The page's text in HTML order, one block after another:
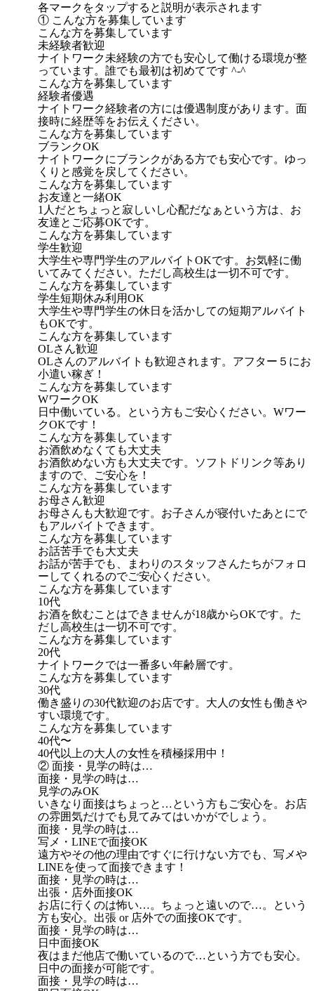
各マークをタップすると説明が表示されます
① こんな方を募集しています
こんな方を募集しています
未経験者歓迎
ナイトワーク未経験の方でも安心して働ける環境が整
っています。誰でも最初は初めてです ^-^
こんな方を募集しています
経験者優遇
ナイトワーク経験者の方には優遇制度があります。面
接時に経歴等をお伝えください。
こんな方を募集しています
ブランクOK
ナイトワークにブランクがある方でも安心です。ゆっ
くりと感覚を戻してください。
こんな方を募集しています
お友達と一緒OK
1人だとちょっと寂しいし心配だなぁという方は、お
友達とご応募OKです。
こんな方を募集しています
学生歓迎
大学生や専門学生のアルバイトOKです。お気軽に働
いてみてください。ただし高校生は一切不可です。
こんな方を募集しています
学生短期休み利用OK
大学生や専門学生の休日を活かしての短期アルバイト
もOKです。
こんな方を募集しています
OLさん歓迎
OLさんのアルバイトも歓迎されます。アフター５にお
小遣い稼ぎ！
こんな方を募集しています
WワークOK
日中働いている。という方もご安心ください。Wワー
クOKです！
こんな方を募集しています
お酒飲めなくても大丈夫
お酒飲めない方も大丈夫です。ソフトドリンク等あり
ますので、ご安心を！
こんな方を募集しています
お母さん歓迎
お母さんも大歓迎です。お子さんが寝付いたあとにで
もアルバイトできます。
こんな方を募集しています
お話苦手でも大丈夫
お話が苦手でも、まわりのスタッフさんたちがフォロ
ーしてくれるのでご安心ください。
こんな方を募集しています
10代
お酒を飲むことはできませんが18歳からOKです。た
だし高校生は一切不可です。
こんな方を募集しています
20代
ナイトワークでは一番多い年齢層です。
こんな方を募集しています
30代
働き盛りの30代歓迎のお店です。大人の女性も働きや
すい環境です。
こんな方を募集しています
40代〜
40代以上の大人の女性を積極採用中！
② 面接・見学の時は…
面接・見学の時は…
見学のみOK
いきなり面接はちょっと…という方もご安心を。お店
の雰囲気だけでも見てみてはいかがでしょう。
面接・見学の時は…
写メ・LINEで面接OK
遠方やその他の理由ですぐに行けない方でも、写メや
LINEを使って面接できます！
面接・見学の時は…
出張・店外面接OK
お店に行くのは怖い…。ちょっと遠いので…。という
方も安心。出張 or 店外での面接OKです。
面接・見学の時は…
日中面接OK
夜はまだ他店で働いているので…という方でも安心。
日中の面接が可能です。
面接・見学の時は…